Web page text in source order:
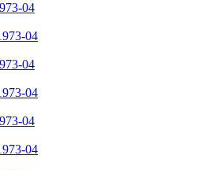
04
04
04
04
04
04